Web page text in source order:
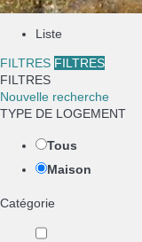
Liste
FILTRES FILTRES
FILTRES
Nouvelle recherche
TYPE DE LOGEMENT
Tous
Maison
Catégorie